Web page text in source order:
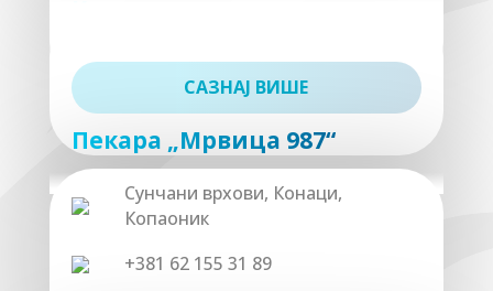
САЗНАЈ ВИШЕ
Пекара „Мрвица 987“
Сунчани врхови, Конаци,
Копаоник
+381 62 155 31 89